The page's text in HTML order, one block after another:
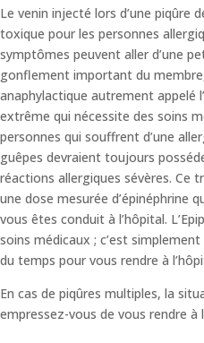
Le venin injecté lors d’une piqûre
toxique pour les personnes
symptômes peuvent aller d’une
gonflement important du
anaphylactique autrement appelé
extrême qui nécessite des soins
personnes qui souffrent d’une
guêpes devraient toujours
réactions allergiques sévères. Ce
une dose mesurée d’épinéphrine
vous êtes conduit à l’hôpital.
soins médicaux ; c’est
du temps pour vous rendre à
En cas de piqûres multiples, la
empressez-vous de vous rendre à